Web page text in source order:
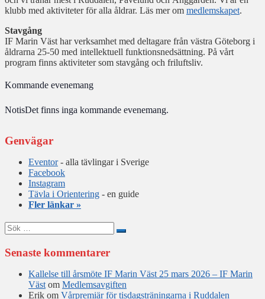
klubb med aktiviteter för alla åldrar. Läs mer om medlemskapet.
Stavgång
IF Marin Väst har verksamhet med deltagare från västra Göteborg i
åldrarna 25-50 med intellektuell funktionsnedsättning. På vårt
program finns aktiviteter som stavgång och friluftsliv.
Kommande evenemang
NotisDet finns inga kommande evenemang.
Genvägar
Eventor- alla tävlingar i Sverige
Facebook
Instagram
Tävla i Orientering - en guide
Fler länkar »
Sök
efter:
Senaste kommentarer
Kallelse till årsmöte IF Marin Väst 25 mars 2026 – IF Marin
Väst om Medlemsavgiften
Erik om Vårpremiär för tisdagsträningarna i Ruddalen